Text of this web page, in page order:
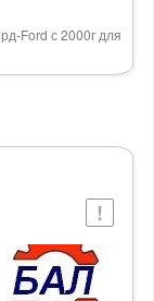
Ford с 2000г для